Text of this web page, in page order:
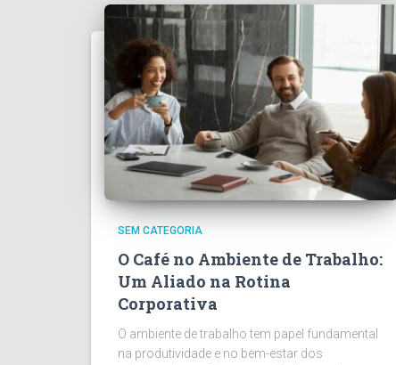
SEM CATEGORIA
O Café no Ambiente de Trabalho:
Um Aliado na Rotina
Corporativa
O ambiente de trabalho tem papel fundamental
na produtividade e no bem-estar dos